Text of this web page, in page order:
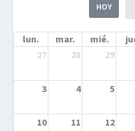
HOY
lun. mar. mié.
27
28 29
3 4 5
10 11 12